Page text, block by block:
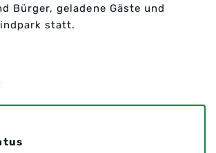
Bürger, geladene Gäste und
statt.